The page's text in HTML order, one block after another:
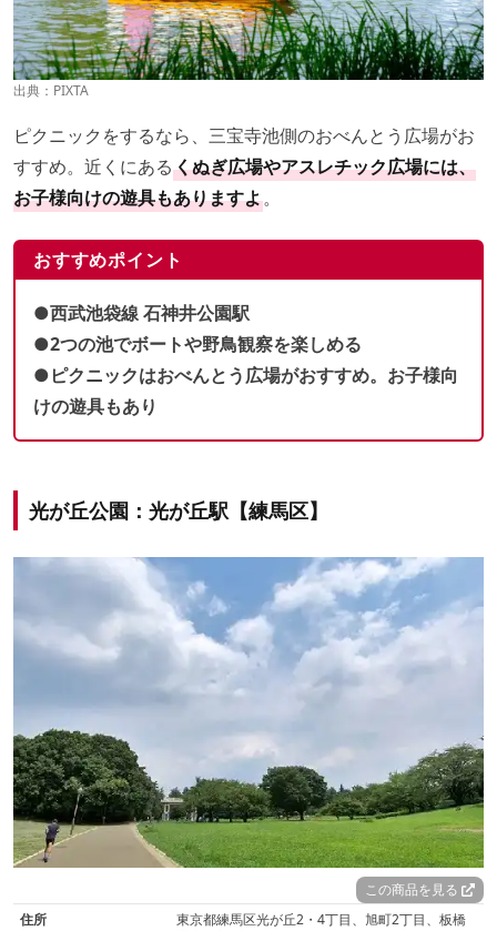
出典：PIXTA
ピクニックをするなら、三宝寺池側のおべんとう広場がお
すすめ。近くにあるくぬぎ広場やアスレチック広場には、
お子様向けの遊具もありますよ。
おすすめポイント
●西武池袋線 石神井公園駅
●2つの池でボートや野鳥観察を楽しめる
●ピクニックはおべんとう広場がおすすめ。お子様向
けの遊具もあり
光が丘公園：光が丘駅【練馬区】
この商品を見る
住所
東京都練馬区光が丘2・4丁目、旭町2丁目、板橋